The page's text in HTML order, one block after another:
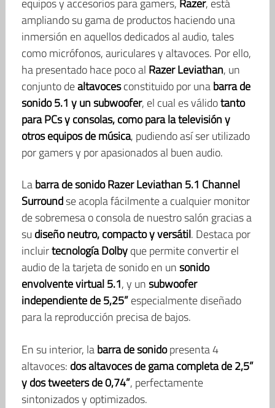
equipos y accesorios para gamers, Razer, está
ampliando su gama de productos haciendo una
inmersión en aquellos dedicados al audio, tales
como micrófonos, auriculares y altavoces. Por ello,
ha presentado hace poco al Razer Leviathan, un
conjunto dealtavocesconstituido por unabarra de
sonido 5.1 y un subwoofer, el cual es válidotanto
para PCs y consolas, como para la televisión y
otros equipos de música, pudiendo así ser utilizado
por gamers y por apasionados al buen audio.
Labarra de sonido Razer Leviathan 5.1 Channel
Surroundse acopla fácilmente a cualquier monitor
de sobremesa o consola de nuestro salón gracias a
su diseño neutro, compacto y versátil. Destaca por
incluirtecnología Dolbyque permite convertir el
audio de la tarjeta de sonido en unsonido
envolvente virtual 5.1, y unsubwoofer
independiente de 5,25”especialmente diseñado
para la reproducción precisa de bajos.
En su interior, labarra de sonidopresenta 4
altavoces: dos altavoces de gama completa de 2,5”
y dos tweeters de 0,74”, perfectamente
sintonizados y optimizados.